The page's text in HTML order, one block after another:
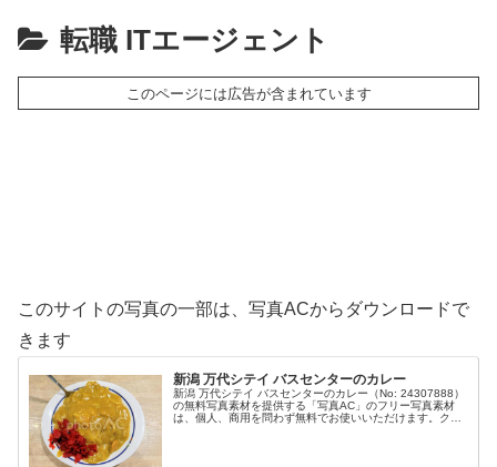
転職 ITエージェント
このページには広告が含まれています
このサイトの写真の一部は、写真ACからダウンロードで
きます
新潟 万代シテイ バスセンターのカレー
新潟 万代シテイ バスセンターのカレー（No: 24307888）
の無料写真素材を提供する「写真AC」のフリー写真素材
は、個人、商用を問わず無料でお使いいただけます。クレ